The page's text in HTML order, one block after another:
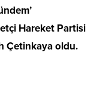
Hareket Partisi
Çetinkaya oldu.